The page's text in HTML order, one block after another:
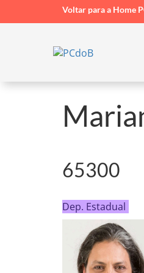
Voltar para a Home
65300
Dep. Estadual